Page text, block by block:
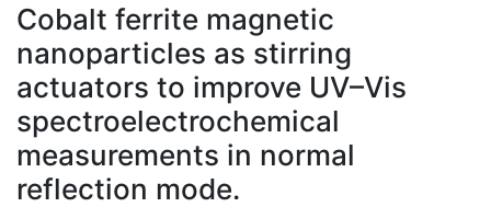
Cobalt ferrite magnetic
nanoparticles as stirring
actuators to improve UV–Vis
spectroelectrochemical
measurements in normal
reflection mode.